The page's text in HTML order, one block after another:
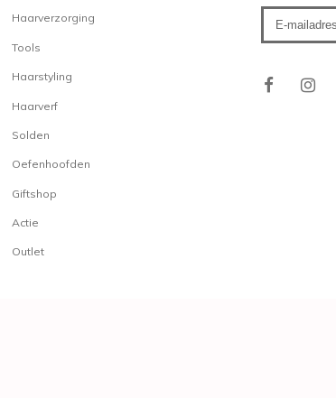
Wax.
wax
gebruik en
Mochten
Haarverzorging
Tools
Haarstyling
Haarverf
Solden
Oefenhoofden
Giftshop
Actie
Outlet